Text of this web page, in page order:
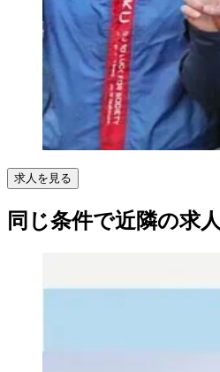
求人を見る
同じ条件で近隣の求人